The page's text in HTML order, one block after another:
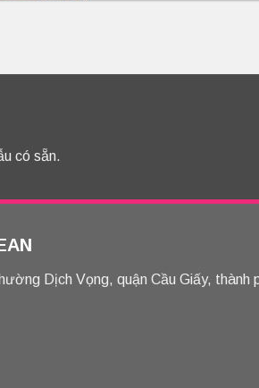
có sẵn.
Dịch Vọng, quận Cầu Giấy, thành